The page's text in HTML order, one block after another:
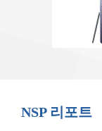
NSP 리포트